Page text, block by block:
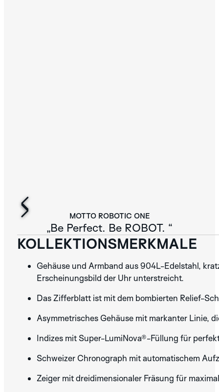
MOTTO ROBOTIC ONE
„Be Perfect. Be ROBOT. “
KOLLEKTIONSMERKMALE
Gehäuse und Armband aus 904L-Edelstahl,
Erscheinungsbild der Uhr unterstreicht.
Das Zifferblatt ist mit dem bombierten Relief-
Asymmetrisches Gehäuse mit markanter Linie,
Indizes mit Super-LumiNova®-Füllung für
Schweizer Chronograph mit automatischem
Zeiger mit dreidimensionaler Fräsung für